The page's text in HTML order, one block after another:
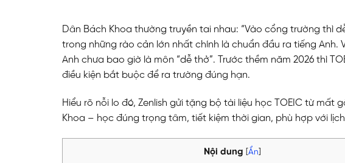
Dân Bách Khoa thường truyền tai nhau: “Vào cổng trường thì
trong những rào cản lớn nhất chính là chuẩn đầu ra tiếng Anh.
Anh chưa bao giờ là môn “dễ thở”. Trước thềm năm 2026 thì
điều kiện bắt buộc để ra trường đúng hạn.
Hiểu rõ nỗi lo đó, Zenlish gửi tặng bộ tài liệu học TOEIC từ mất
Khoa – học đúng trọng tâm, tiết kiệm thời gian, phù hợp với
Nội dung Ẩn